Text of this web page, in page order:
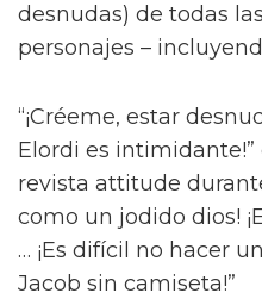
desnudas) de todas
personajes –
“¡Créeme, estar
Elordi es
revista attitude
como un jodido dios!
… ¡Es difícil no hacer
Jacob sin camiseta!”